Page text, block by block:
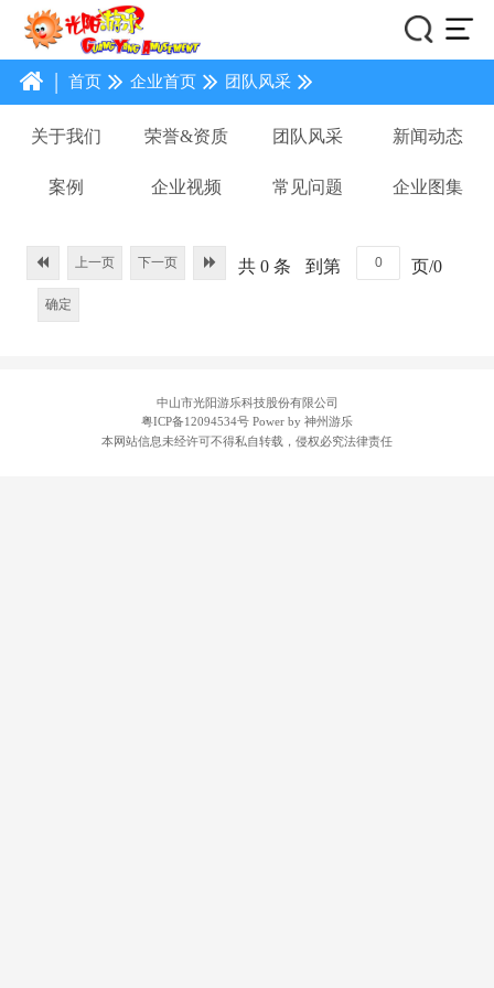
| 首页 企业首页 团队风采
关于我们 荣誉&资质 团队风采 新闻动态
案例 企业视频 常见问题 企业图集
上一页 下一页 共 0 条 到第 页/0
确定
中山市光阳游乐科技股份有限公司
粤ICP备12094534号 Power by 神州游乐
本网站信息未经许可不得私自转载，侵权必究法律责任